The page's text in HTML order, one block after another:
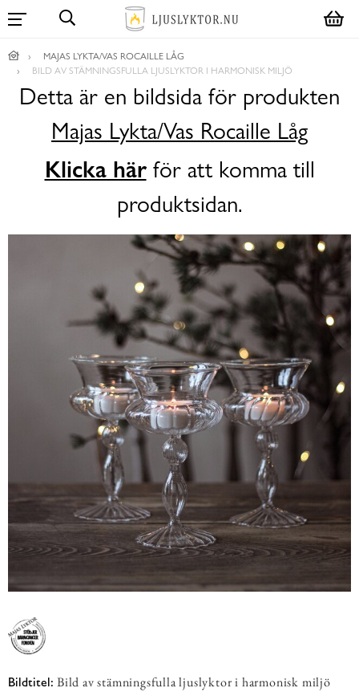
MAJAS LYKTA/VAS ROCAILLE LÅG
BILD AV STÄMNINGSFULLA LJUSLYKTOR I HARMONISK MILJÖ
Detta är en bildsida för produkten
Majas Lykta/Vas Rocaille Låg
Klicka härför att komma till
produktsidan.
Bildtitel: Bild av stämningsfulla ljuslyktor i harmonisk miljö